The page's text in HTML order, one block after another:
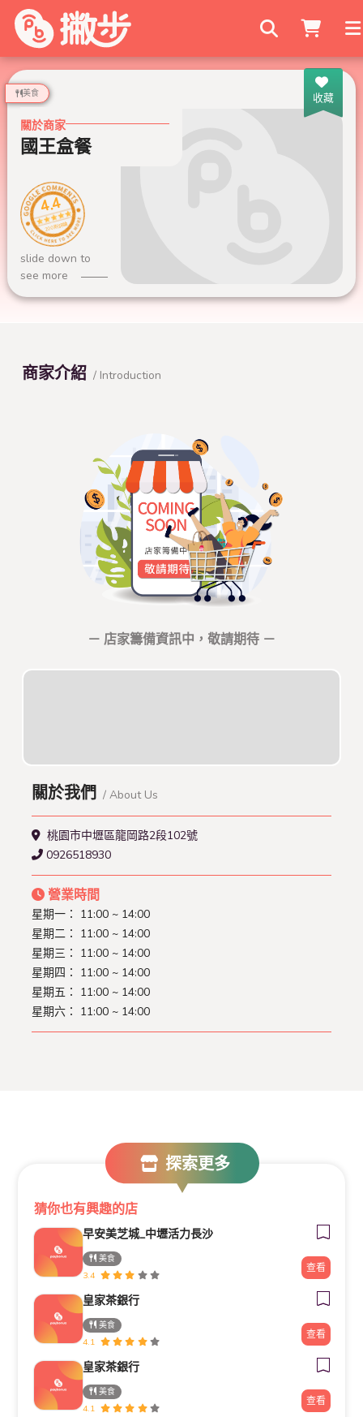
搜尋商家
收藏
美食
關於商家
國王盒餐
4.4
200 則評論
slide down to
see more
商家介紹 / Introduction
－ 店家籌備資訊中，敬請期待 －
關於我們 / About Us
桃園市中壢區龍岡路2段102號
0926518930
營業時間
星期一： 11:00 ~ 14:00
星期二： 11:00 ~ 14:00
星期三： 11:00 ~ 14:00
星期四： 11:00 ~ 14:00
星期五： 11:00 ~ 14:00
星期六： 11:00 ~ 14:00
探索更多
猜你也有興趣的店
早安美芝城_中壢活力長沙
美食
3.4
查看
皇家茶銀行
美食
4.1
查看
皇家茶銀行
美食
4.1
查看